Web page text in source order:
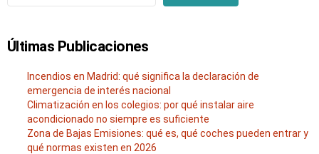
Últimas Publicaciones
Incendios en Madrid: qué significa la declaración de
emergencia de interés nacional
Climatización en los colegios: por qué instalar aire
acondicionado no siempre es suficiente
Zona de Bajas Emisiones: qué es, qué coches pueden entrar y
qué normas existen en 2026